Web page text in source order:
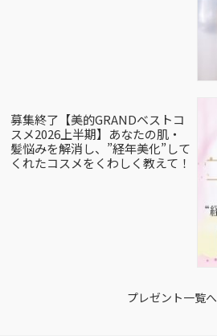
募集終了【美的GRANDベストコ
スメ2026上半期】あなたの肌・
髪悩みを解消し、”経年美化”して
くれたコスメをくわしく教えて！
プレゼント一覧へ